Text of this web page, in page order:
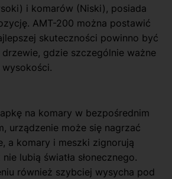
i komarów (Niski), posiada
AMT-200 można postawić
skuteczności powinno być
gdzie szczególnie ważne
na komary w bezpośrednim
urządzenie może się nagrzać
a komary i meszki zignorują
lubią światła słonecznego.
również szybciej wysycha pod